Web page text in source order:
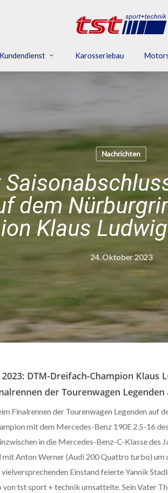
Kundendienst Karosseriebau
Nachrichten
dem
Klaus
24. Oktober 2023
DTM-Dreifach-Champion Klaus
der Tourenwagen
Finalrennen der Tourenwagen Legenden auf
mit dem Mercedes-Benz 190E 2.5-16
in die Mercedes-Benz-C-Klasse
Anton Werner (Audi 200 Quattro turbo) um
Einstand feierte Yannik
tst sport + technik umsattelte. Sein Vater